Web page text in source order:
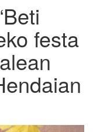
festa